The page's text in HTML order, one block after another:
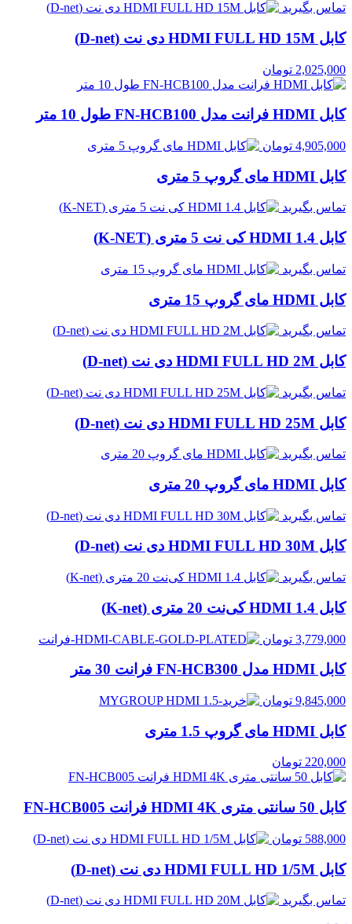
تماس بگیرید
کابل HDMI FULL HD 15M دی نت (D-net)
2,025,000 تومان
کابل HDMI فرانت مدل FN-HCB100 طول 10 متر
4,905,000 تومان
کابل HDMI مای گروپ 5 متری
تماس بگیرید
کابل HDMI 1.4 کی نت 5 متری (K-NET)
تماس بگیرید
کابل HDMI مای گروپ 15 متری
تماس بگیرید
کابل HDMI FULL HD 2M دی نت (D-net)
تماس بگیرید
کابل HDMI FULL HD 25M دی نت (D-net)
تماس بگیرید
کابل HDMI مای گروپ 20 متری
تماس بگیرید
کابل HDMI FULL HD 30M دی نت (D-net)
تماس بگیرید
کابل HDMI 1.4 کی‌نت 20 متری (K-net)
3,779,000 تومان
کابل HDMI مدل FN-HCB300 فرانت 30 متر
9,845,000 تومان
کابل HDMI مای گروپ 1.5 متری
220,000 تومان
کابل 50 سانتی متری HDMI 4K فرانت FN-HCB005
588,000 تومان
کابل HDMI FULL HD 1/5M دی نت (D-net)
تماس بگیرید